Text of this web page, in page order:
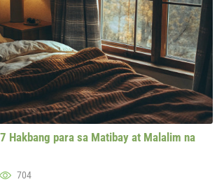
Hakbang para sa Matibay at Malalim na
704